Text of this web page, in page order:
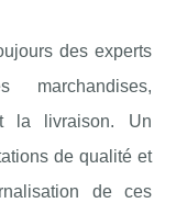
des experts
la livraison. Un
de qualité et
de ces